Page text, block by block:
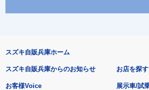
スズキ自販兵庫ホーム
スズキ自販兵庫からのお知らせ
お客様Voice
お店を探す
展示車/試